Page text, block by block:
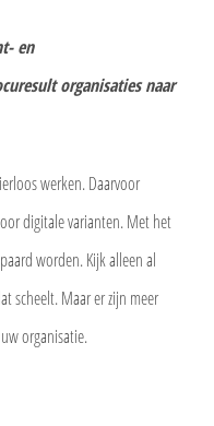
en
organisaties naar
werken. Daarvoor
digitale varianten. Met het
worden. Kijk alleen al
scheelt. Maar er zijn meer
organisatie.